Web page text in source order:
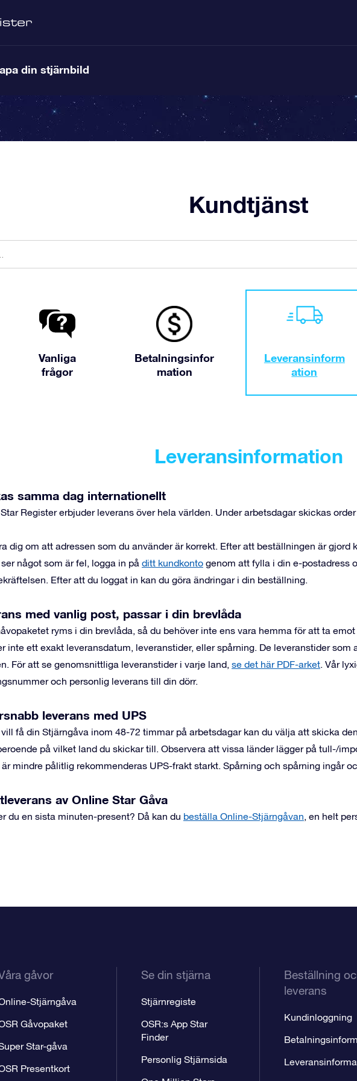
din stjärnbild
Kundtjänst
Vanliga
frågor
Betalningsinfor
mation
Leveransinform
ation
Leveransinformation
samma dag internationellt
Register erbjuder leverans över hela världen. Under arbetsdagar skickas
dig om att adressen som du använder är korrekt. Efter att beställningen är
något som är fel, logga in på ditt kundkonto genom att fylla i din e-postadress
Efter att du loggat in kan du göra ändringar i din beställning.
med vanlig post, passar i din brevlåda
ryms i din brevlåda, så du behöver inte ens vara hemma för att ta
inte ett exakt leveransdatum, leveranstider, eller spårning. De leveranstider
För att se genomsnittliga leveranstider i varje land, se det här PDF-arket. Vår
och personlig leverans till din dörr.
leverans med UPS
få din Stjärngåva inom 48-72 timmar på arbetsdagar kan du välja att skicka
på vilket land du skickar till. Observera att vissa länder lägger på tull-/
mindre pålitlig rekommenderas UPS-frakt starkt. Spårning och spårning ingår
av Online Star Gåva
du en sista minuten-present? Då kan du beställa Online-Stjärngåvan, en helt
gåvor
Stjärngåva
Gåvopaket
Star-gåva
Presentkort
Se din stjärna
Stjärnregiste
OSR:s App Star
Finder
Personlig Stjärnsida
Beställning
leverans
Kundinloggning